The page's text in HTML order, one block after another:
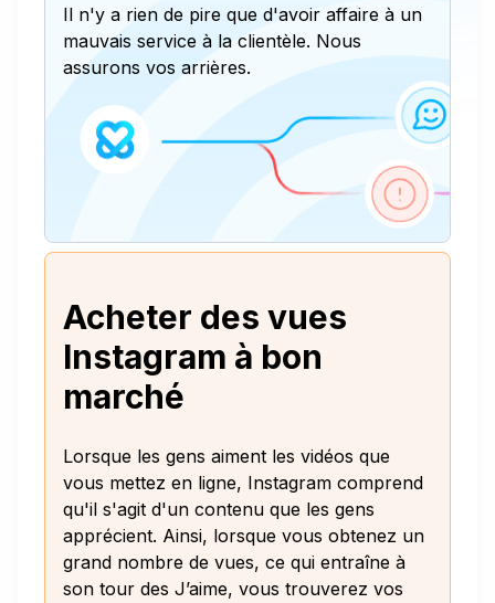
Il n'y a rien de pire que d'avoir affaire à un
mauvais service à la clientèle. Nous
assurons vos arrières.
Acheter des vues
Instagram à bon
marché
Lorsque les gens aiment les vidéos que
vous mettez en ligne, Instagram comprend
qu'il s'agit d'un contenu que les gens
apprécient. Ainsi, lorsque vous obtenez un
grand nombre de vues, ce qui entraîne à
son tour des J’aime, vous trouverez vos